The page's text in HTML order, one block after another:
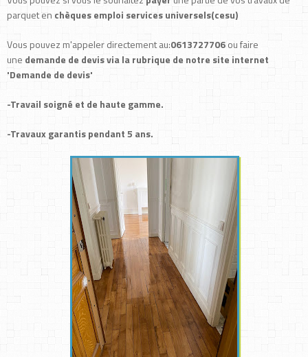
parquet en chèques emploi services universels(cesu)
Vous pouvez m'appeler directement au:0613727706ou faire
une demande de devis via la rubrique de notre site internet
'Demande de devis'
-Travail soigné et de haute gamme.
-Travaux garantis pendant 5 ans.